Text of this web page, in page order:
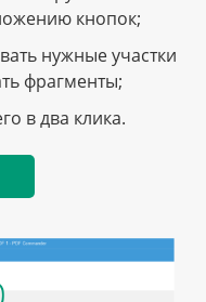
кнопок;
нужные участки
фрагменты;
в два клика.